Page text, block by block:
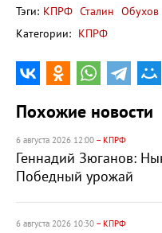
Тэги: КПРФ Сталин Обухов
Категории: КПРФ
Похожие новости
6 августа 2026 12:00 – КПРФ
Геннадий Зюганов:
Победный урожай
6 августа 2026 10:30 – КПРФ